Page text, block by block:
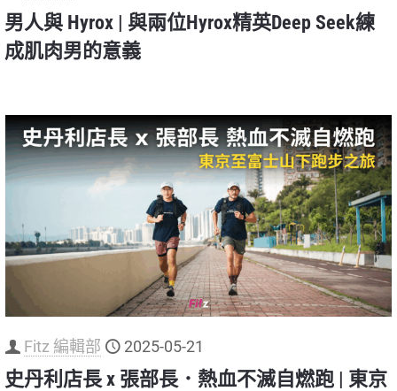
男人與 Hyrox | 與兩位Hyrox精英Deep Seek練
成肌肉男的意義
Fitz 編輯部 2025-05-21
史丹利店長 x 張部長．熱血不滅自燃跑 | 東京